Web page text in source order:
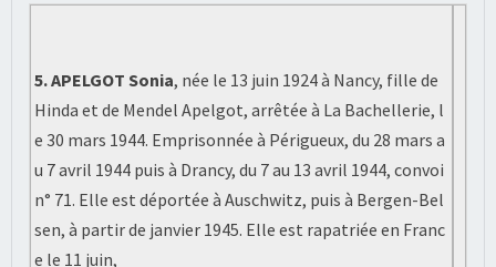
5. APELGOT Sonia, née le 13 juin 1924 à Nancy, fille de
Hinda et de Mendel Apelgot, arrêtée à La Bachellerie, l
e 30 mars 1944. Emprisonnée à Périgueux, du 28 mars a
u 7 avril 1944 puis à Drancy, du 7 au 13 avril 1944, convoi
n° 71. Elle est déportée à Auschwitz, puis à Bergen-Bel
sen, à partir de janvier 1945. Elle est rapatriée en Franc
e le 11 juin,